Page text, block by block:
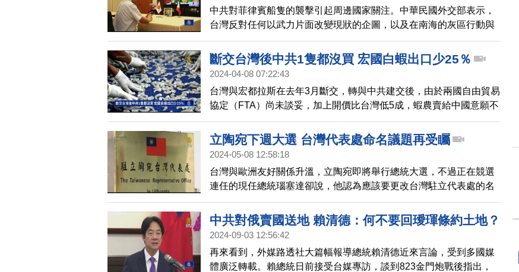
中共對菲律賓船隻的襲擊引起周邊國家關注。中華民國外交部表示，
台灣反對任何以武力片面改變現狀的企圖，以及在南海的灰區行動與
軍事脅迫。美國國務卿布林肯也與菲律賓外長通話，譴責中共破壞區
域和平穩定，並重申美國根據《共同防禦條約》對菲律賓的堅定承
諾。此外，日本自衛隊統合幕僚長吉田圭秀，也與菲律賓參謀總長進
隊始終站在菲律賓這邊，並將深化與菲律賓及理念相近國家的合作。
斷交台灣後中共1隻都沒買 宏國白蝦出口少25％
2024-04-08 07:22:43
台灣與宏都拉斯在去年3月斷交，轉與中共建交後，由於兩國自由貿易
協定（FTA）尚未談妥，加上開價比台灣低5成，蝦農賣給中國意願不
高，加上台宏外交關係生變後，出口到台灣的白蝦必須課徵20%的關
稅，墨西哥對宏國蝦祭出禁令，宏都拉斯國家水產養殖者協會
（Andah）最新統計顯示，2024年第一季白蝦出口量為1697.6萬磅，
立陶宛下週大選 台灣代表處命名議題再受矚
2024-05-08 12:58:18
台灣與歐洲友好關係升溫，立陶宛即將舉行總統大選，不過正在競選
連任的現任總統瑙塞達卻說，他認為應該要更改台灣駐立代表處的名
稱。這番言論引起其他候選人的批評，包括現任總理席莫尼特。她強
調，如果強迫台灣改名，只會讓立陶宛信譽盡失。
中共對俄賣國送地 賴清德：何不要回璦琿條約土地？
2024-09-03 12:56:42
再來看到，外媒路透社大篇幅報導總統賴清德近來言論，受到多國媒
體廣泛轉載。賴總統日前接受台媒專訪，談到823金門炮戰後指出，